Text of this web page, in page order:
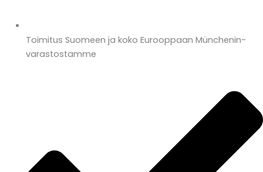
Toimitus Suomeen ja koko Eurooppaan Münchenin-
varastostamme